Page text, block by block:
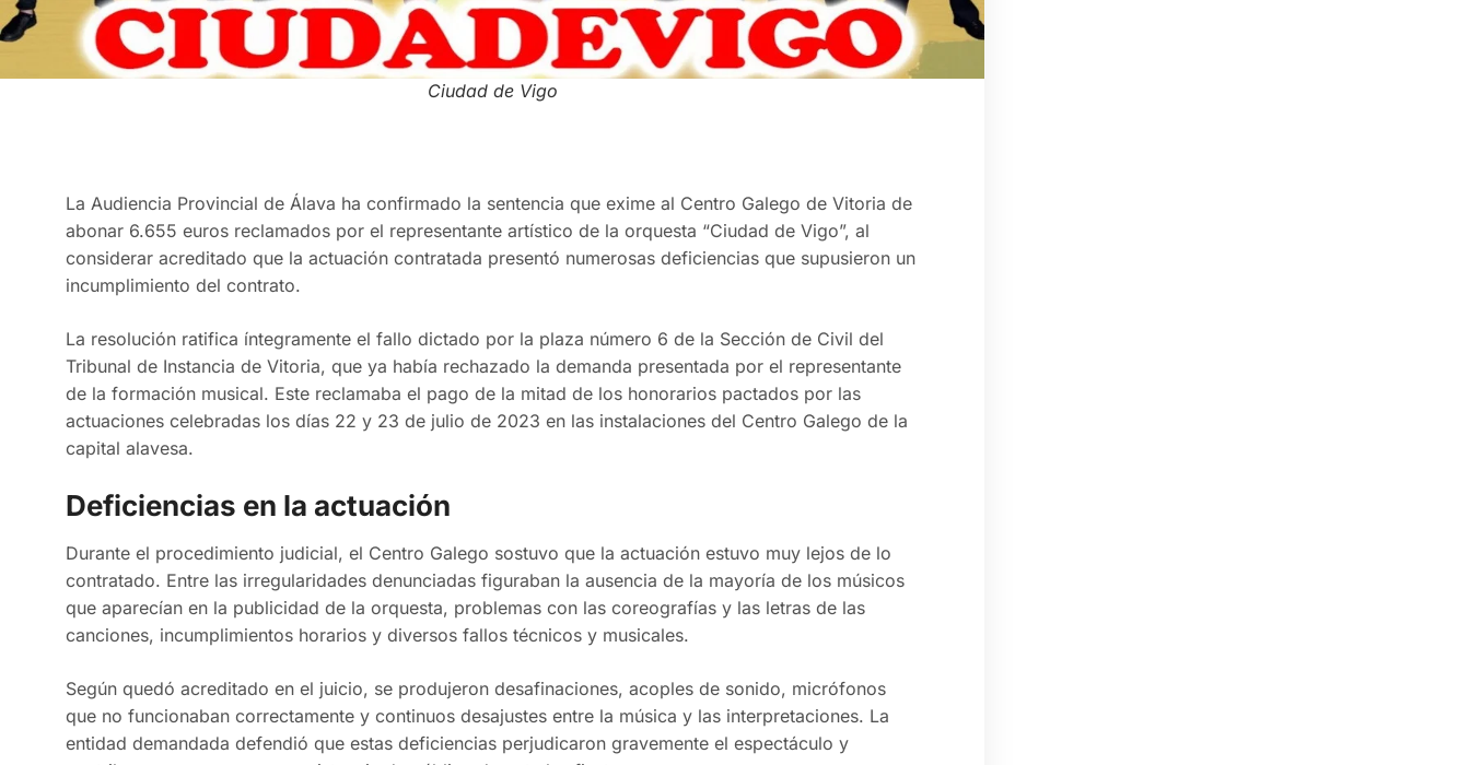
Ciudad de Vigo
La Audiencia Provincial de Álava ha confirmado la sentencia que exime al Centro Galego de Vitoria de
abonar 6.655 euros reclamados por el representante artístico de la orquesta “Ciudad de Vigo”, al
considerar acreditado que la actuación contratada presentó numerosas deficiencias que supusieron un
incumplimiento del contrato.
La resolución ratifica íntegramente el fallo dictado por la plaza número 6 de la Sección de Civil del
Tribunal de Instancia de Vitoria, que ya había rechazado la demanda presentada por el representante
de la formación musical. Este reclamaba el pago de la mitad de los honorarios pactados por las
actuaciones celebradas los días 22 y 23 de julio de 2023 en las instalaciones del Centro Galego de la
capital alavesa.
Deficiencias en la actuación
Durante el procedimiento judicial, el Centro Galego sostuvo que la actuación estuvo muy lejos de lo
contratado. Entre las irregularidades denunciadas figuraban la ausencia de la mayoría de los músicos
que aparecían en la publicidad de la orquesta, problemas con las coreografías y las letras de las
canciones, incumplimientos horarios y diversos fallos técnicos y musicales.
Según quedó acreditado en el juicio, se produjeron desafinaciones, acoples de sonido, micrófonos
que no funcionaban correctamente y continuos desajustes entre la música y las interpretaciones. La
entidad demandada defendió que estas deficiencias perjudicaron gravemente el espectáculo y